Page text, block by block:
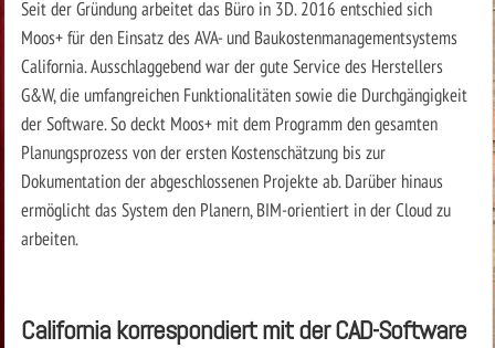
Seit der Gründung arbeitet das Büro in 3D. 2016 entschied sich
Moos+ für den Einsatz des AVA- und Baukostenmanagementsystems
California. Ausschlaggebend war der gute Service des Herstellers
G&W, die umfangreichen Funktionalitäten sowie die Durchgängigkeit
der Software. So deckt Moos+ mit dem Programm den gesamten
Planungsprozess von der ersten Kostenschätzung bis zur
Dokumentation der abgeschlossenen Projekte ab. Darüber hinaus
ermöglicht das System den Planern, BIM-orientiert in der Cloud zu
arbeiten.
California korrespondiert mit der CAD-Software